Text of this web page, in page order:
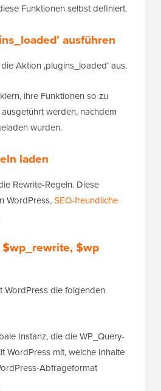
Funktionen selbst definiert.
ausführen
Aktion ‚plugins_loaded‘ aus.
ihre Funktionen so zu
werden, nachdem
wurden.
laden
Rewrite-Regeln. Diese
WordPress,SEO-freundliche
$wp
WordPress die folgenden
Instanz, die die WP_Query-
WordPress mit, welche Inhalte
Abfrageformat